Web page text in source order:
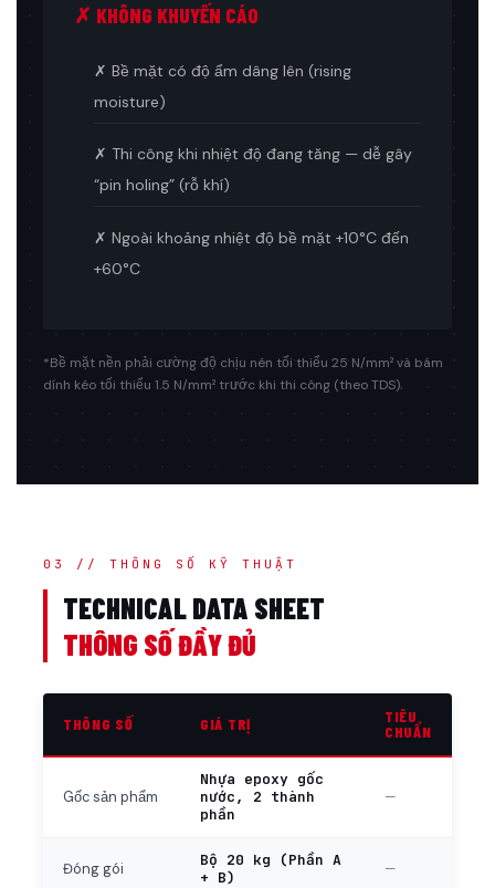
✗ KHÔNG KHUYẾN CÁO
✗ Bề mặt có độ ẩm dâng lên (rising
moisture)
✗ Thi công khi nhiệt độ đang tăng — dễ gây
“pin holing” (rỗ khí)
✗ Ngoài khoảng nhiệt độ bề mặt +10°C đến
+60°C
*Bề mặt nền phải cường độ chịu nén tối thiểu 25 N/mm² và bám
dính kéo tối thiểu 1.5 N/mm² trước khi thi công (theo TDS).
03 // THÔNG SỐ KỸ THUẬT
TECHNICAL DATA SHEET
THÔNG SỐ ĐẦY ĐỦ
THÔNG SỐ GIÁ TRỊ
TIÊU
CHUẨN
Gốc sản phẩm
Nhựa epoxy gốc
nước, 2 thành
phần
—
Đóng gói
Bộ 20 kg (Phần A
+ B)
—